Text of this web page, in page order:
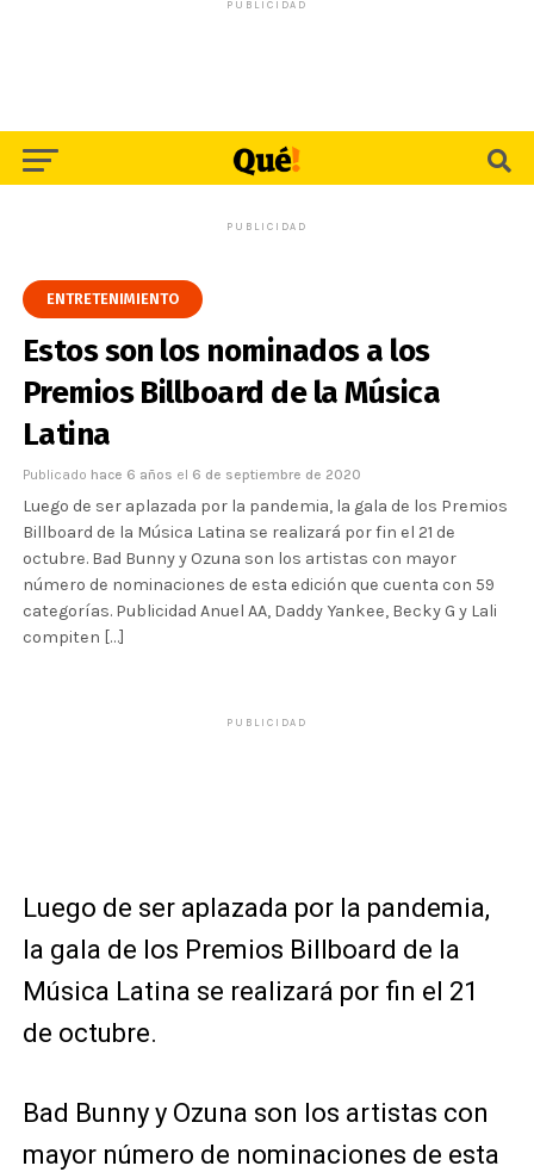
PUBLICIDAD
PUBLICIDAD
ENTRETENIMIENTO
Estos son los nominados a los
Premios Billboard de la Música
Latina
Publicado hace 6 años el 6 de septiembre de 2020
Luego de ser aplazada por la pandemia, la gala de los Premios
Billboard de la Música Latina se realizará por fin el 21 de
octubre. Bad Bunny y Ozuna son los artistas con mayor
número de nominaciones de esta edición que cuenta con 59
categorías. Publicidad Anuel AA, Daddy Yankee, Becky G y Lali
compiten […]
PUBLICIDAD
Luego de ser aplazada por la pandemia,
la gala de los Premios Billboard de la
Música Latina se realizará por fin el 21
de octubre.
Bad Bunny y Ozuna son los artistas con
mayor número de nominaciones de esta